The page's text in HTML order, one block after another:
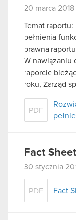
20 marca 2018
Temat
pełnienia
prawna
W nawiązaniu
raporcie
roku, Zarząd
PDF
Fact
30 stycznia
PDF Fact